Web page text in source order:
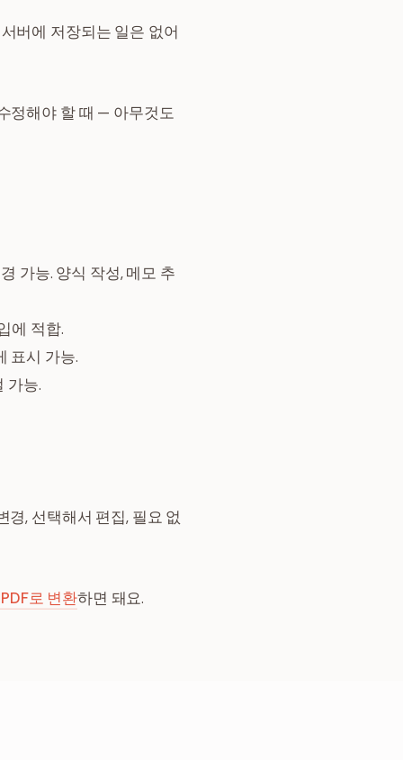
버에 저장되는 일은 없어
정해야 할 때 — 아무것도
가능. 양식 작성, 메모 추
에 적합.
표시 가능.
가능.
, 선택해서 편집, 필요 없
로 변환하면 돼요.